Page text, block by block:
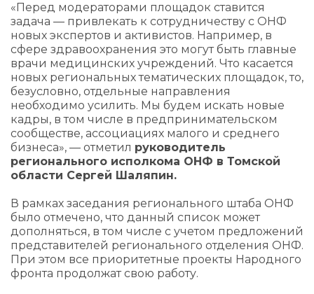
«Перед модераторами площадок ставится
задача — привлекать к сотрудничеству с ОНФ
новых экспертов и активистов. Например, в
сфере здравоохранения это могут быть главные
врачи медицинских учреждений. Что касается
новых региональных тематических площадок, то,
безусловно, отдельные направления
необходимо усилить. Мы будем искать новые
кадры, в том числе в предпринимательском
сообществе, ассоциациях малого и среднего
бизнеса», — отметил руководитель
регионального исполкома ОНФ в Томской
области Сергей Шаляпин.
В рамках заседания регионального штаба ОНФ
было отмечено, что данный список может
дополняться, в том числе с учетом предложений
представителей регионального отделения ОНФ.
При этом все приоритетные проекты Народного
фронта продолжат свою работу.